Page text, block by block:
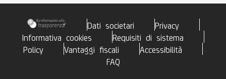
Dati societari
Privacy
Informativa cookies
Requisiti di sistema
Policy
Vantaggi fiscali
Accessibilità
FAQ